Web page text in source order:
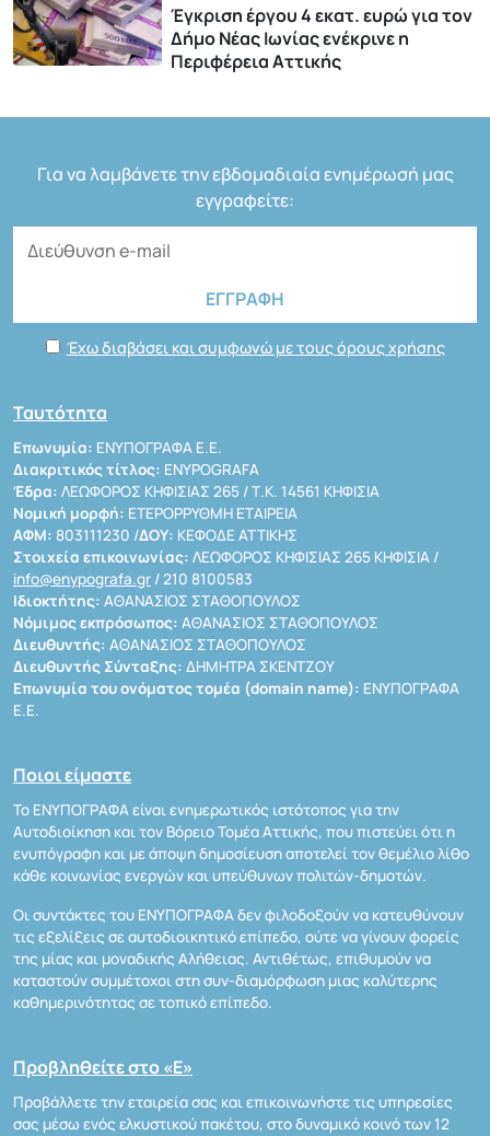
Έγκριση έργου 4 εκατ. ευρώ για τον
Δήμο Νέας Ιωνίας ενέκρινε η
Περιφέρεια Αττικής
Για να λαμβάνετε την εβδομαδιαία ενημέρωσή μας
εγγραφείτε:
Έχω διαβάσει και συμφωνώ με τους όρους χρήσης
Ταυτότητα
Επωνυμία: ΕΝΥΠΟΓΡΑΦΑ Ε.Ε.
Διακριτικός τίτλος: ENYPOGRAFA
Έδρα: ΛΕΩΦΟΡΟΣ ΚΗΦΙΣΙΑΣ 265 / Τ.Κ. 14561 ΚΗΦΙΣΙΑ
Νομική μορφή: ΕΤΕΡΟΡΡΥΘΜΗ ΕΤΑΙΡΕΙΑ
ΑΦΜ: 803111230 /ΔΟΥ: ΚΕΦΟΔΕ ΑΤΤΙΚΗΣ
Στοιχεία επικοινωνίας: ΛΕΩΦΟΡΟΣ ΚΗΦΙΣΙΑΣ 265 ΚΗΦΙΣΙΑ /
info@enypografa.gr / 210 8100583
Ιδιοκτήτης: ΑΘΑΝΑΣΙΟΣ ΣΤΑΘΟΠΟΥΛΟΣ
Νόμιμος εκπρόσωπος: ΑΘΑΝΑΣΙΟΣ ΣΤΑΘΟΠΟΥΛΟΣ
Διευθυντής: ΑΘΑΝΑΣΙΟΣ ΣΤΑΘΟΠΟΥΛΟΣ
Διευθυντής Σύνταξης: ΔΗΜΗΤΡΑ ΣΚΕΝΤΖΟΥ
Επωνυμία του ονόματος τομέα (domain name): ΕΝΥΠΟΓΡΑΦΑ
Ε.Ε.
Ποιοι είμαστε
Το ΕΝΥΠΟΓΡΑΦΑ είναι ενημερωτικός ιστότοπος για την
Αυτοδιοίκηση και τον Βόρειο Τομέα Αττικής, που πιστεύει ότι η
ενυπόγραφη και με άποψη δημοσίευση αποτελεί τον θεμέλιο λίθο
κάθε κοινωνίας ενεργών και υπεύθυνων πολιτών-δημοτών.
Οι συντάκτες του ΕΝΥΠΟΓΡΑΦΑ δεν φιλοδοξούν να κατευθύνουν
τις εξελίξεις σε αυτοδιοικητικό επίπεδο, ούτε να γίνουν φορείς
της μίας και μοναδικής Αλήθειας. Αντιθέτως, επιθυμούν να
καταστούν συμμέτοχοι στη συν-διαμόρφωση μιας καλύτερης
καθημερινότητας σε τοπικό επίπεδο.
Προβληθείτε στο «Ε»
Προβάλλετε την εταιρεία σας και επικοινωνήστε τις υπηρεσίες
σας μέσω ενός ελκυστικού πακέτου, στο δυναμικό κοινό των 12